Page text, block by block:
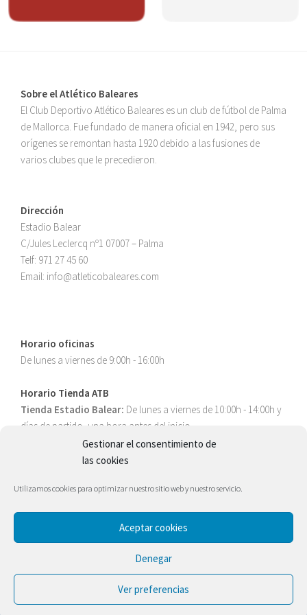
Gestionar el consentimiento de
las cookies
Utilizamos cookies para optimizar nuestro sitio web y nuestro servicio.
Aceptar cookies
Denegar
Ver preferencias
Sobre el Atlético Baleares
El Club Deportivo Atlético Baleares es un club de fútbol de Palma
de Mallorca. Fue fundado de manera oficial en 1942, pero sus
orígenes se remontan hasta 1920 debido a las fusiones de
varios clubes que le precedieron.
Dirección
Estadio Balear
C/Jules Leclercq nº1 07007 – Palma
Telf: 971 27 45 60
Email: info@atleticobaleares.com
Horario oficinas
De lunes a viernes de 9:00h - 16:00h
Horario Tienda ATB
Tienda Estadio Balear: De lunes a viernes de 10:00h - 14:00h y
días de partido, una hora antes del inicio.
Atlético Baleares © 2026. Todos los derechos reservados.